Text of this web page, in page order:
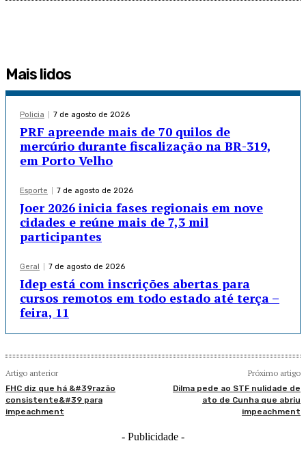
Mais lidos
Policia 7 de agosto de 2026
PRF apreende mais de 70 quilos de
mercúrio durante fiscalização na BR-319,
em Porto Velho
Esporte 7 de agosto de 2026
Joer 2026 inicia fases regionais em nove
cidades e reúne mais de 7,3 mil
participantes
Geral 7 de agosto de 2026
Idep está com inscrições abertas para
cursos remotos em todo estado até terça –
feira, 11
Artigo anterior
FHC diz que há &#39razão
consistente&#39 para
impeachment
Próximo artigo
Dilma pede ao STF nulidade de
ato de Cunha que abriu
impeachment
- Publicidade -